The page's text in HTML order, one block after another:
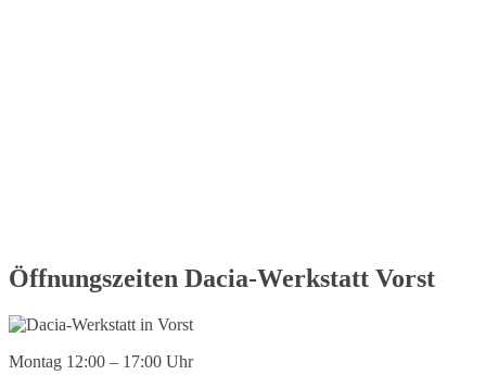
Öffnungszeiten Dacia-Werkstatt Vorst
Montag 12:00 – 17:00 Uhr